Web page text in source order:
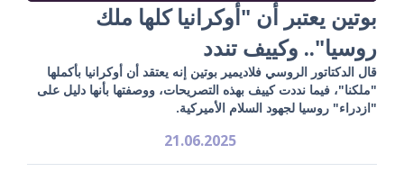
بوتين يعتبر أن "أوكرانيا كلها ملك
روسيا".. وكييف تندد
قال الدكتاتور الروسي فلاديمير بوتين إنه يعتقد أن أوكرانيا بأكملها
"ملكنا"، فيما نددت كييف بهذه التصريحات، ووصفتها بأنها دليل على
"ازدراء" روسيا لجهود السلام الأميركية.
21.06.2025